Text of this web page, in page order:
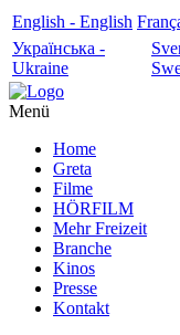
English - English
Українська -
Ukraine
Menü
Home
Greta
Filme
HÖRFILM
Mehr Freizeit
Branche
Kinos
Presse
Kontakt